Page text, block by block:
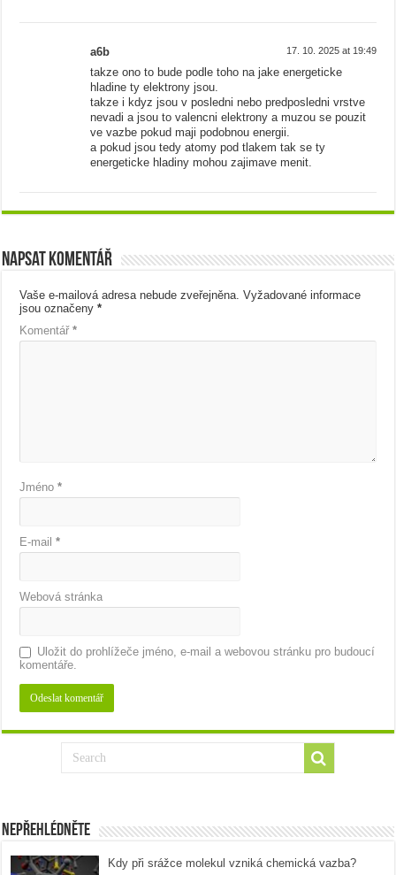
a6b 17. 10. 2025 at 19:49
takze ono to bude podle toho na jake energeticke
hladine ty elektrony jsou.
takze i kdyz jsou v posledni nebo predposledni vrstve
nevadi a jsou to valencni elektrony a muzou se pouzit
ve vazbe pokud maji podobnou energii.
a pokud jsou tedy atomy pod tlakem tak se ty
energeticke hladiny mohou zajimave menit.
Napsat komentář
Vaše e-mailová adresa nebude zveřejněna. Vyžadované informace
jsou označeny*
Komentář*
Jméno*
E-mail*
Webová stránka
Uložit do prohlížeče jméno, e-mail a webovou stránku pro budoucí
komentáře.
Nepřehlédněte
Kdy při srážce molekul vzniká chemická vazba?